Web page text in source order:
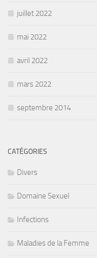
juillet 2022
mai 2022
avril 2022
mars 2022
septembre 2014
CATÉGORIES
Divers
Domaine Sexuel
Infections
Maladies de la Femme